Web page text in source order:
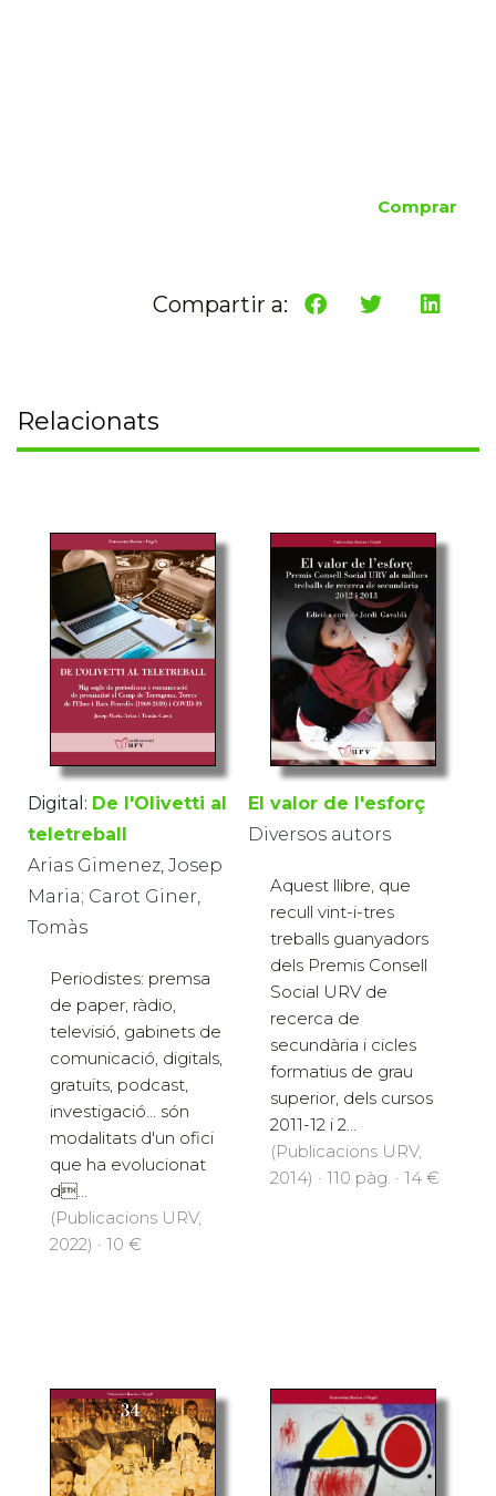
Comprar
Compartir a:
Relacionats
Digital: De l'Olivetti al
teletreball
Arias Gimenez, Josep
Maria; Carot Giner,
Tomàs
Periodistes: premsa
de paper, ràdio,
televisió, gabinets de
comunicació, digitals,
gratuïts, podcast,
investigació... són
modalitats d'un ofici
que ha evolucionat
d...
(Publicacions URV,
2022) · 10 €
El valor de l'esforç
Diversos autors
Aquest llibre, que
recull vint-i-tres
treballs guanyadors
dels Premis Consell
Social URV de
recerca de
secundària i cicles
formatius de grau
superior, dels cursos
2011-12 i 2...
(Publicacions URV,
2014) · 110 pàg. · 14 €